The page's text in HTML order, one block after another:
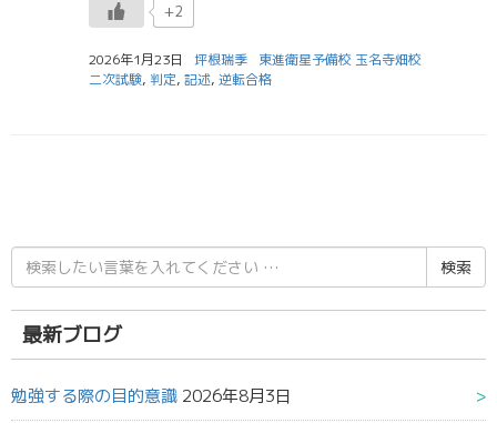
+2
2026年1月23日 坪根瑞季
東進衛星予備校 玉名寺畑校
二次試験, 判定, 記述, 逆転合格
検
索
結
果:
最新ブログ
勉強する際の目的意識 2026年8月3日